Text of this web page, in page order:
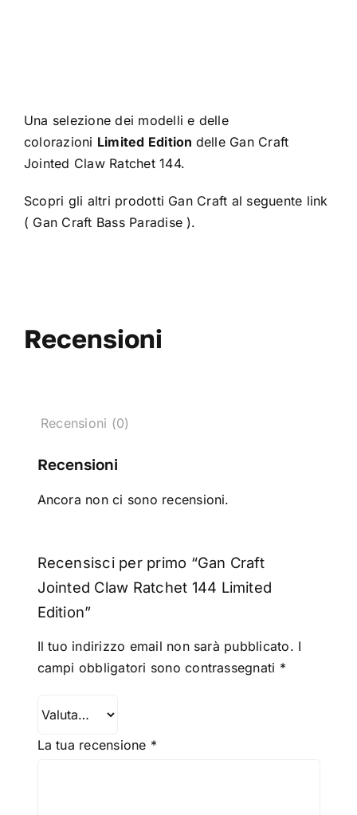
Una selezione dei modelli e delle
colorazioni Limited Edition delle Gan Craft
Jointed Claw Ratchet 144.
Scopri gli altri prodotti Gan Craft al seguente link
( Gan Craft Bass Paradise ).
Recensioni
Recensioni (0)
Recensioni
Ancora non ci sono recensioni.
Recensisci per primo “Gan Craft
Jointed Claw Ratchet 144 Limited
Edition”
Il tuo indirizzo email non sarà pubblicato. I
campi obbligatori sono contrassegnati *
La tua recensione *